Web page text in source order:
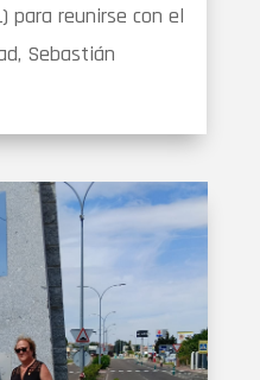
para reunirse con el
Sebastián